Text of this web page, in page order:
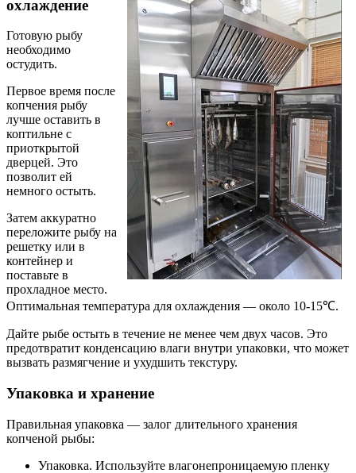
охлаждение
Готовую рыбу
необходимо
остудить.
Первое время после
копчения рыбу
лучше оставить в
коптильне с
приоткрытой
дверцей. Это
позволит ей
немного остыть.
Затем аккуратно
переложите рыбу на
решетку или в
контейнер и
поставьте в
прохладное место.
Оптимальная температура для охлаждения — около 10-15℃.
Дайте рыбе остыть в течение не менее чем двух часов. Это
предотвратит конденсацию влаги внутри упаковки, что может
вызвать размягчение и ухудшить текстуру.
Упаковка и хранение
Правильная упаковка — залог длительного хранения
копченой рыбы:
Упаковка. Используйте влагонепроницаемую пленку